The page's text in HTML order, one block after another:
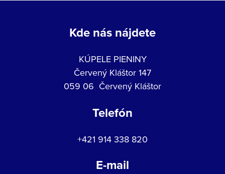
Kde nás nájdete
KÚPELE PIENINY
Červený Kláštor 147
059 06 Červený Kláštor
Telefón
+421 914 338 820
E-mail